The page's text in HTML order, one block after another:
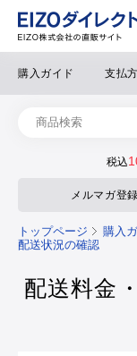
購入ガイド 支払
税込
メルマガ登録
トップページ 購入
配送状況の確認
配送料金